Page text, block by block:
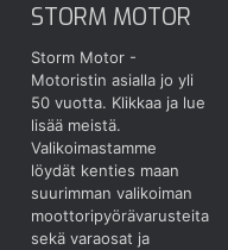
STORM MOTOR
Storm Motor -
Motoristin asialla jo yli
50 vuotta. Klikkaa ja lue
lisää meistä.
Valikoimastamme
löydät kenties maan
suurimman valikoiman
moottoripyörävarusteita
sekä varaosat ja